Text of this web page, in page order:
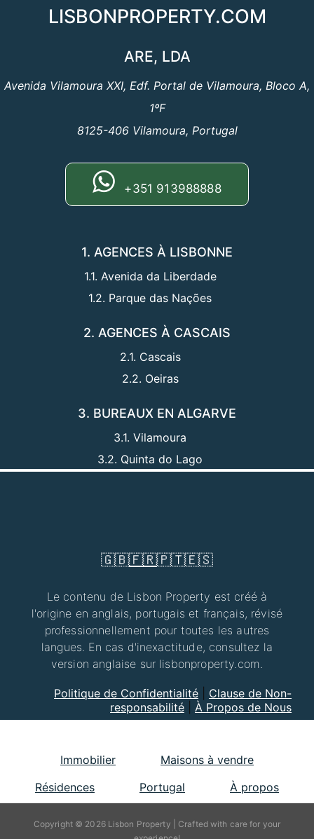
LISBONPROPERTY.COM
ARE, LDA
Avenida Vilamoura XXI, Edf. Portal de Vilamoura, Bloco A,
1ºF
8125-406 Vilamoura, Portugal
+351 913988888
1. AGENCES À LISBONNE
1.1. Avenida da Liberdade
1.2. Parque das Nações
2. AGENCES À CASCAIS
2.1. Cascais
2.2. Oeiras
3. BUREAUX EN ALGARVE
3.1. Vilamoura
3.2. Quinta do Lago
🇬🇧🇫🇷🇵🇹🇪🇸
Le contenu de Lisbon Property est créé à
l'origine en anglais, portugais et français, révisé
professionnellement pour toutes les autres
langues. En cas d'inexactitude, consultez la
version anglaise sur lisbonproperty.com.
Politique de Confidentialité
Clause de Non-
responsabilité
À Propos de Nous
Immobilier
Maisons à vendre
Résidences
Portugal À propos
Copyright © 2026 Lisbon Property | Crafted with care for your